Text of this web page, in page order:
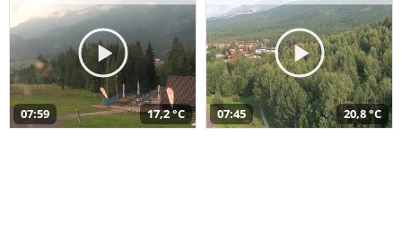
07:59 17,2 °C 07:45 20,8 °C